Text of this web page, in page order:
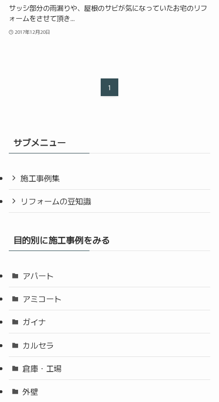
サッシ部分の雨漏りや、屋根のサビが気になっていたお宅のリフ
ォームをさせて頂き...
2017年12月20日
1
サブメニュー
施工事例集
リフォームの豆知識
目的別に施工事例をみる
アパート
アミコート
ガイナ
カルセラ
倉庫・工場
外壁